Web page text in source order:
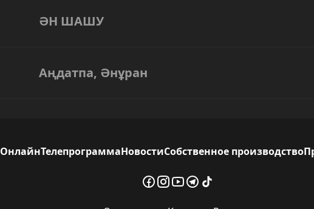
ӘН ШАШУ
Аңдатпа, Әнұран
ОнлайнТелепрограммаНовостиСобственное производство